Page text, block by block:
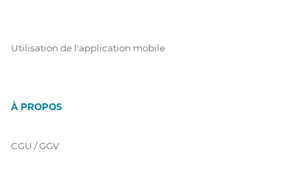
Utilisation de l'application mobile
À PROPOS
CGU / GGV